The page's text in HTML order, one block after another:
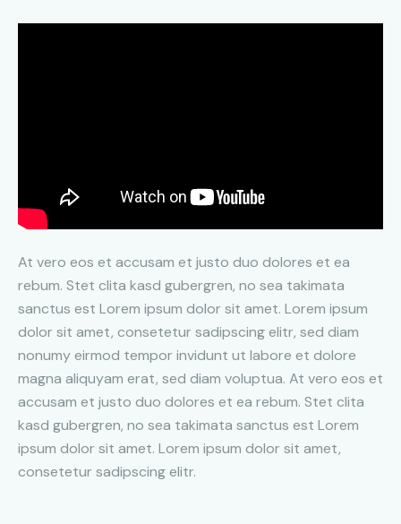
At vero eos et accusam et justo duo dolores et ea
rebum. Stet clita kasd gubergren, no sea takimata
sanctus est Lorem ipsum dolor sit amet. Lorem ipsum
dolor sit amet, consetetur sadipscing elitr, sed diam
nonumy eirmod tempor invidunt ut labore et dolore
magna aliquyam erat, sed diam voluptua. At vero eos et
accusam et justo duo dolores et ea rebum. Stet clita
kasd gubergren, no sea takimata sanctus est Lorem
ipsum dolor sit amet. Lorem ipsum dolor sit amet,
consetetur sadipscing elitr.